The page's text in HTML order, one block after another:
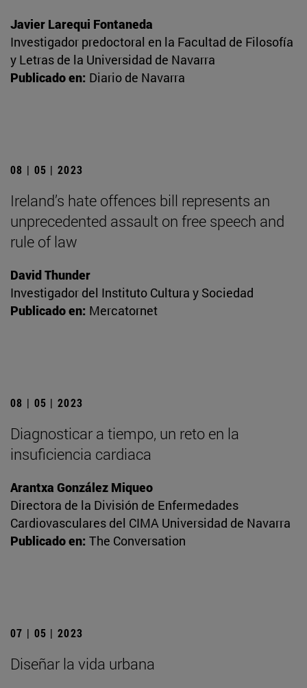
Javier Larequi Fontaneda
Investigador predoctoral en la Facultad de Filosofía
y Letras de la Universidad de Navarra
Publicado en: Diario de Navarra
08 | 05 | 2023
Ireland’s hate offences bill represents an
unprecedented assault on free speech and
rule of law
David Thunder
Investigador del Instituto Cultura y Sociedad
Publicado en: Mercatornet
08 | 05 | 2023
Diagnosticar a tiempo, un reto en la
insuficiencia cardiaca
Arantxa González Miqueo
Directora de la División de Enfermedades
Cardiovasculares del CIMA Universidad de Navarra
Publicado en: The Conversation
07 | 05 | 2023
Diseñar la vida urbana